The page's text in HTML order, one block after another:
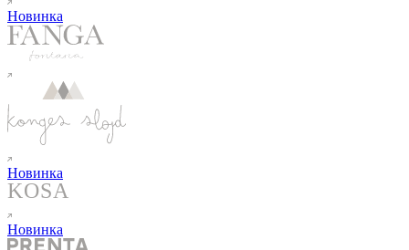
Новинка
Новинка
Новинка